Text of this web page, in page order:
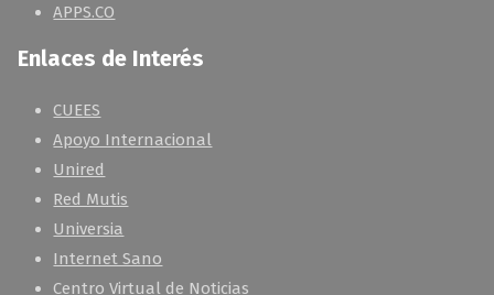
APPS.CO
Enlaces de Interés
CUEES
Apoyo Internacional
Unired
Red Mutis
Universia
Internet Sano
Centro Virtual de Noticias